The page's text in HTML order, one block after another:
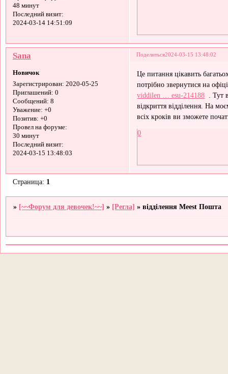
48 минут
Последний визит:
2024-03-14 14:51:09
Поделиться2024-03-15 13:48:02
Sana
Новичок
Зарегистрирован: 2020-05-25
Приглашений: 0
Сообщений: 8
Уважение: +0
Позитив: +0
Провел на форуме:
30 минут
Последний визит:
2024-03-15 13:48:03
Це питання цікавить
потрібно звернутися на
viddilen … esu-214188 . Тут
відкриття відділення. На
всіх кроків ви зможете
0
Страница: 1
» [~~Форум для девочек!~~] » [Регла] »відділення Meest Пошта